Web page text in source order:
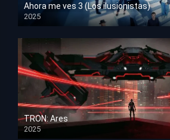
Ahora me ves 3 (Los ilusionistas)
2025
HD 1080p
TRON: Ares
2025
HD 1080p